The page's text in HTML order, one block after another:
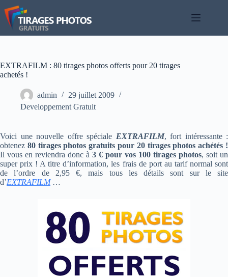
Passer
au
contenu
EXTRAFILM : 80 tirages photos offerts pour 20 tirages
achetés !
admin
29 juillet 2009
Developpement Gratuit
Voici une nouvelle offre spéciale EXTRAFILM, fort intéressante :
obtenez 80 tirages photos gratuits pour 20 tirages photos achétés !
Il vous en reviendra donc à 3 € pour vos 100 tirages photos, soit un
super prix ! A titre d’information, les frais de port au tarif normal sont
de l’ordre de 2,95 €, mais tous les détails sont sur le site
d’EXTRAFILM…